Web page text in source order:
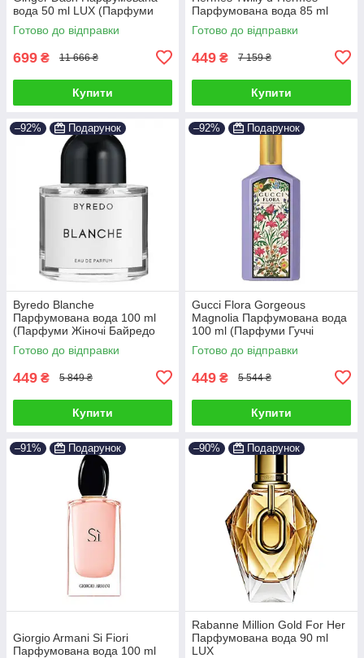
вода 50 ml LUX (Парфуми
Кіліан Блю Мун Джинджер
Даш Жіночі)
Готово до відправки
699 ₴ 11 666 ₴
Купити
Парфумована вода 85 ml
Готово до відправки
449 ₴ 7 159 ₴
Купити
–92% Подарунок
Byredo Blanche
Парфумована вода 100 ml
(Парфуми Жіночі Байредо
Бланш)
Готово до відправки
449 ₴ 5 849 ₴
Купити
–92% Подарунок
Gucci Flora Gorgeous
Magnolia Парфумована вода
100 ml (Парфуми Гуччі
Флора Горджес Магнолія
Парфуми Жіночі)
Готово до відправки
449 ₴ 5 544 ₴
Купити
–91% Подарунок
Giorgio Armani Si Fiori
Парфумована вода 100 ml
–90% Подарунок
Rabanne Million Gold For Her
Парфумована вода 90 ml
LUX